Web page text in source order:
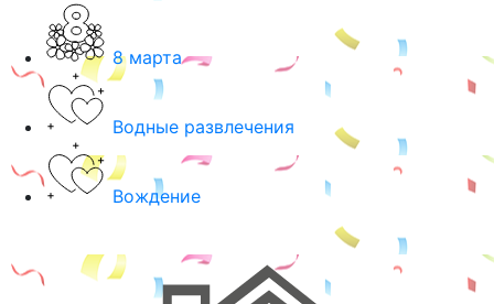
8 марта
Водные развлечения
Вождение